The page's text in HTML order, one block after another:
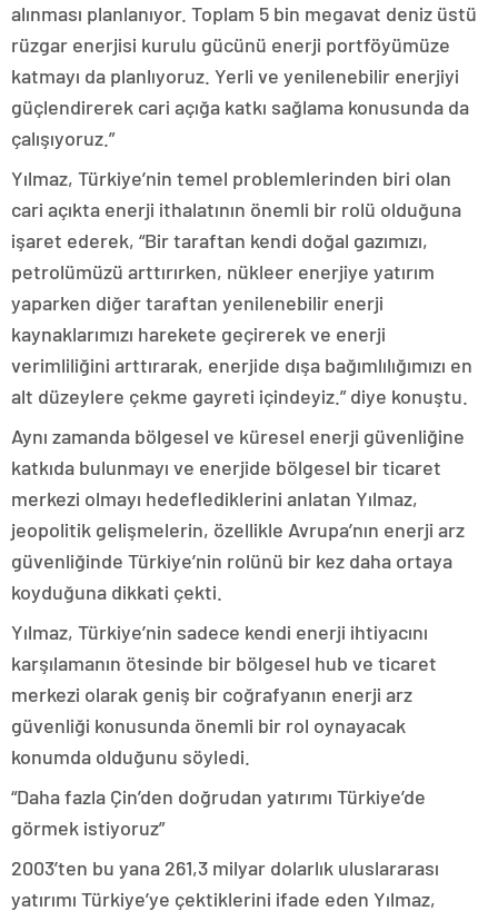
alınması planlanıyor. Toplam 5 bin megavat deniz üstü
rüzgar enerjisi kurulu gücünü enerji portföyümüze
katmayı da planlıyoruz. Yerli ve yenilenebilir enerjiyi
güçlendirerek cari açığa katkı sağlama konusunda da
çalışıyoruz.”
Yılmaz, Türkiye’nin temel problemlerinden biri olan
cari açıkta enerji ithalatının önemli bir rolü olduğuna
işaret ederek, “Bir taraftan kendi doğal gazımızı,
petrolümüzü arttırırken, nükleer enerjiye yatırım
yaparken diğer taraftan yenilenebilir enerji
kaynaklarımızı harekete geçirerek ve enerji
verimliliğini arttırarak, enerjide dışa bağımlılığımızı en
alt düzeylere çekme gayreti içindeyiz.” diye konuştu.
Aynı zamanda bölgesel ve küresel enerji güvenliğine
katkıda bulunmayı ve enerjide bölgesel bir ticaret
merkezi olmayı hedeflediklerini anlatan Yılmaz,
jeopolitik gelişmelerin, özellikle Avrupa’nın enerji arz
güvenliğinde Türkiye’nin rolünü bir kez daha ortaya
koyduğuna dikkati çekti.
Yılmaz, Türkiye’nin sadece kendi enerji ihtiyacını
karşılamanın ötesinde bir bölgesel hub ve ticaret
merkezi olarak geniş bir coğrafyanın enerji arz
güvenliği konusunda önemli bir rol oynayacak
konumda olduğunu söyledi.
“Daha fazla Çin’den doğrudan yatırımı Türkiye’de
görmek istiyoruz”
2003’ten bu yana 261,3 milyar dolarlık uluslararası
yatırımı Türkiye’ye çektiklerini ifade eden Yılmaz,